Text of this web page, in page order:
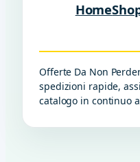
Home
Offerte Da Non
spedizioni rapide,
catalogo in continuo